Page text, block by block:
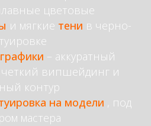
цветовые
и мягкие тени в черно-
– аккуратный
четкий випшейдинг и
контур
на модели , под
мастера